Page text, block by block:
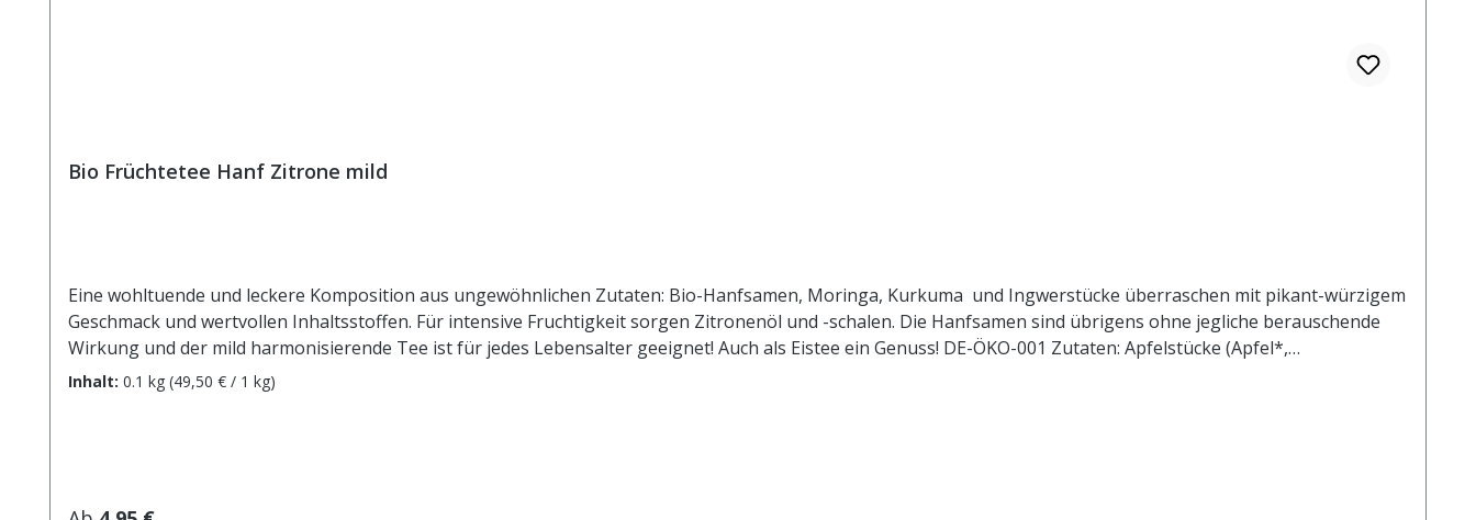
Bio Früchtetee Hanf Zitrone mild
Eine wohltuende und leckere Komposition aus ungewöhnlichen Zutaten: Bio-Hanfsamen, Moringa, Kurkuma und Ingwerstücke überraschen mit pikant-würzigem
Geschmack und wertvollen Inhaltsstoffen. Für intensive Fruchtigkeit sorgen Zitronenöl und -schalen. Die Hanfsamen sind übrigens ohne jegliche berauschende
Wirkung und der mild harmonisierende Tee ist für jedes Lebensalter geeignet! Auch als Eistee ein Genuss! DE-ÖKO-001 Zutaten: Apfelstücke (Apfel*,
Säuerungsmittel: Zitronensäure), Karottenstücke*, Kurkuma*, Ingwerstücke*, Lemongras*, Moringablätter*, Hanfsamen* (4%), Zitronenöl* (3,5%),
Zitronenschalen* (2%), Ringelblumenblüten*. aus kontrolliert biologischem Anbau. Zubereitung: ca. 20g Tee mit 1 l. kochendem Wasser aufgiessen. Ziehzeit:
Inhalt: 0.1 kg (49,50 € / 1 kg)